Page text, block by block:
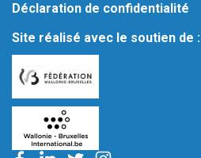
Déclaration de confidentialité
Site réalisé avec le soutien de :